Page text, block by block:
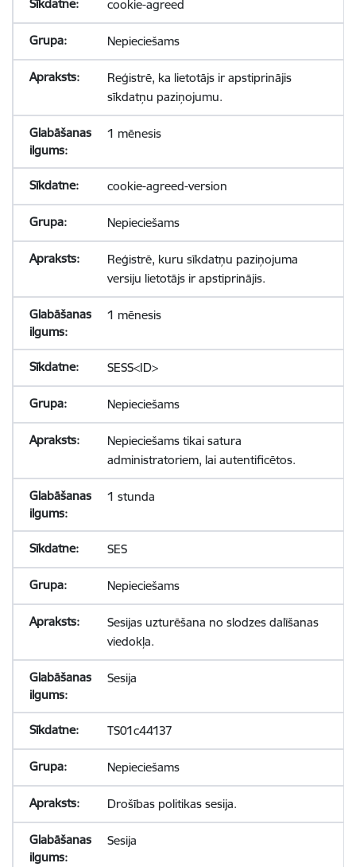
cookie-agreed
Nepieciešams
Reģistrē, ka lietotājs ir apstiprinājis
sīkdatņu paziņojumu.
1 mēnesis
cookie-agreed-version
Nepieciešams
Reģistrē, kuru sīkdatņu paziņojuma
versiju lietotājs ir apstiprinājis.
1 mēnesis
SESS<ID>
Nepieciešams
Nepieciešams tikai satura
administratoriem, lai autentificētos.
1 stunda
SES
Nepieciešams
Sesijas uzturēšana no slodzes dalīšanas
viedokļa.
Sesija
TS01c44137
Nepieciešams
Drošības politikas sesija.
Sesija